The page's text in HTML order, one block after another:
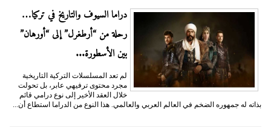
دراما السيوف والتاريخ في تركيا…
رحلة من “أرطغرل” إلى “أورهان”
بين الأسطورة...
لم تعد المسلسلات التركية التاريخية
مجرد محتوى ترفيهي عابر، بل تحولت
خلال العقد الأخير إلى نوع درامي قائم
بذاته له جمهوره الضخم في العالم العربي والعالمي. هذا النوع من الدراما استطاع أن...